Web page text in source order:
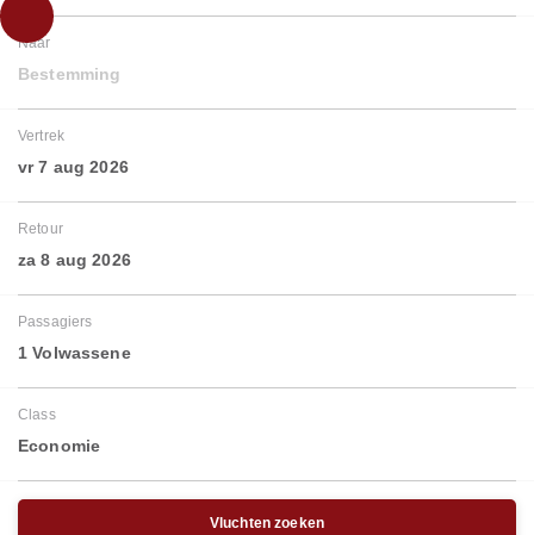
Naar
Bestemming
Vertrek
vr 7 aug 2026
Retour
za 8 aug 2026
Passagiers
1 Volwassene
Class
Economie
Vluchten zoeken